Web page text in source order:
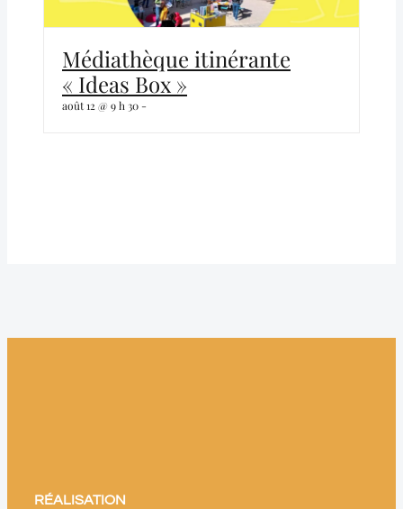
Médiathèque itinérante
« Ideas Box »
août 12 @ 9 h 30 -
RÉALISATION